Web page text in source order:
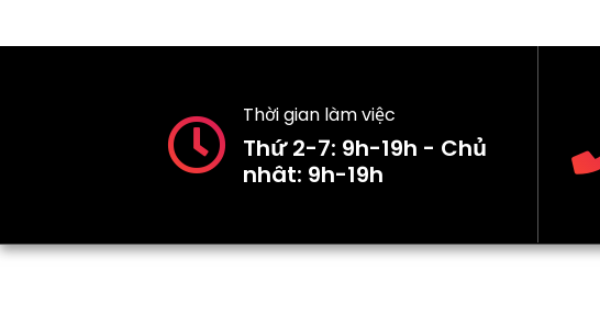
Thời gian làm việc
Thứ 2-7: 9h-19h - Chủ
nhât: 9h-19h